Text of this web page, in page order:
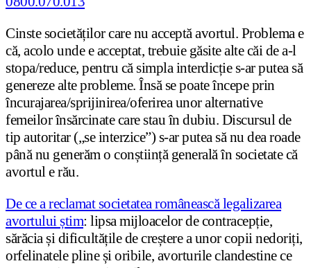
Cinste societăților care nu acceptă avortul. Problema e
că, acolo unde e acceptat, trebuie găsite alte căi de a-l
stopa/reduce, pentru că simpla interdicție s-ar putea să
genereze alte probleme. Însă se poate începe prin
încurajarea/sprijinirea/oferirea unor alternative
femeilor însărcinate care stau în dubiu. Discursul de
tip autoritar („se interzice”) s-ar putea să nu dea roade
până nu generăm o conștiință generală în societate că
avortul e rău.
De ce a reclamat societatea românească legalizarea
avortului știm: lipsa mijloacelor de contracepție,
sărăcia și dificultățile de creștere a unor copii nedoriți,
orfelinatele pline și oribile, avorturile clandestine ce